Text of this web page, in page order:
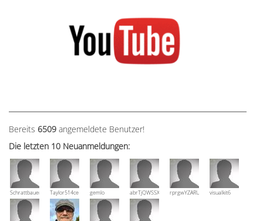
Bereits 6509 angemeldete Benutzer!
Die letzten 10 Neuanmeldungen:
Schrattbauer Taylor514ce gemlo abrTjQWSSXuVznPolErprgwYZARUTZQyCWESpD
visualkit6